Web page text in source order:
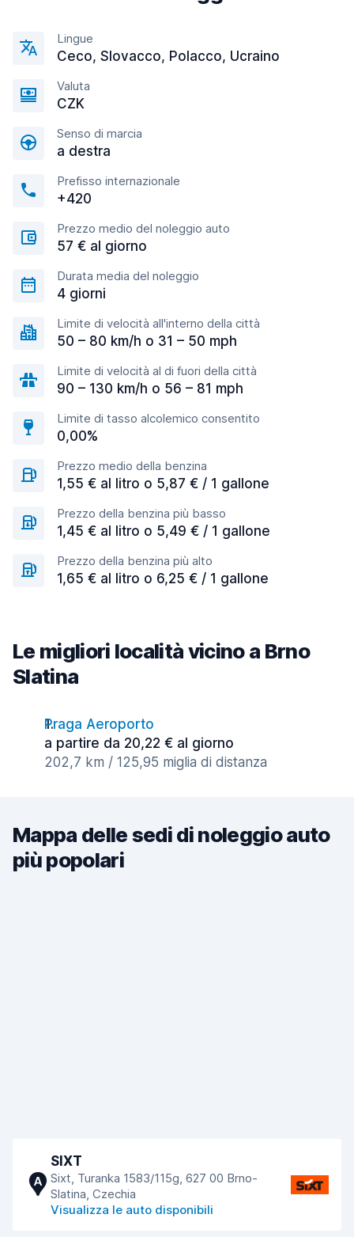
Lingue
Ceco, Slovacco, Polacco, Ucraino
Valuta
CZK
Senso di marcia
a destra
Prefisso internazionale
+420
Prezzo medio del noleggio auto
57 € al giorno
Durata media del noleggio
4 giorni
Limite di velocità all'interno della città
50 – 80 km/h o 31 – 50 mph
Limite di velocità al di fuori della città
90 – 130 km/h o 56 – 81 mph
Limite di tasso alcolemico consentito
0,00%
Prezzo medio della benzina
1,55 € al litro o 5,87 € / 1 gallone
Prezzo della benzina più basso
1,45 € al litro o 5,49 € / 1 gallone
Prezzo della benzina più alto
1,65 € al litro o 6,25 € / 1 gallone
Le migliori località vicino a Brno
Slatina
Praga Aeroporto
a partire da 20,22 € al giorno
202,7 km / 125,95 miglia di distanza
Mappa delle sedi di noleggio auto
più popolari
A
SIXT
Sixt, Turanka 1583/115g, 627 00 Brno-
Slatina, Czechia
Visualizza le auto disponibili